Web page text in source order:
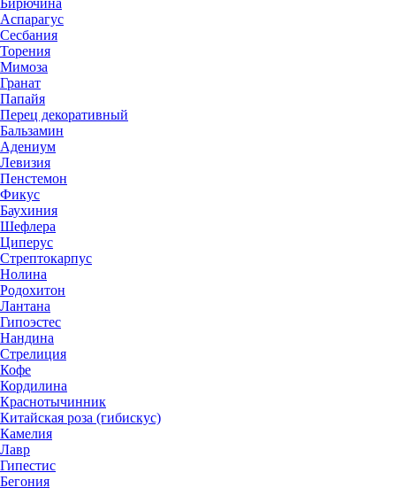
Бирючина
Аспарагус
Сесбания
Торения
Мимоза
Гранат
Папайя
Перец декоративный
Бальзамин
Адениум
Левизия
Пенстемон
Фикус
Баухиния
Шефлера
Циперус
Стрептокарпус
Нолина
Родохитон
Лантана
Гипоэстес
Нандина
Стрелиция
Кофе
Кордилина
Краснотычинник
Китайская роза (гибискус)
Камелия
Лавр
Гипестис
Бегония